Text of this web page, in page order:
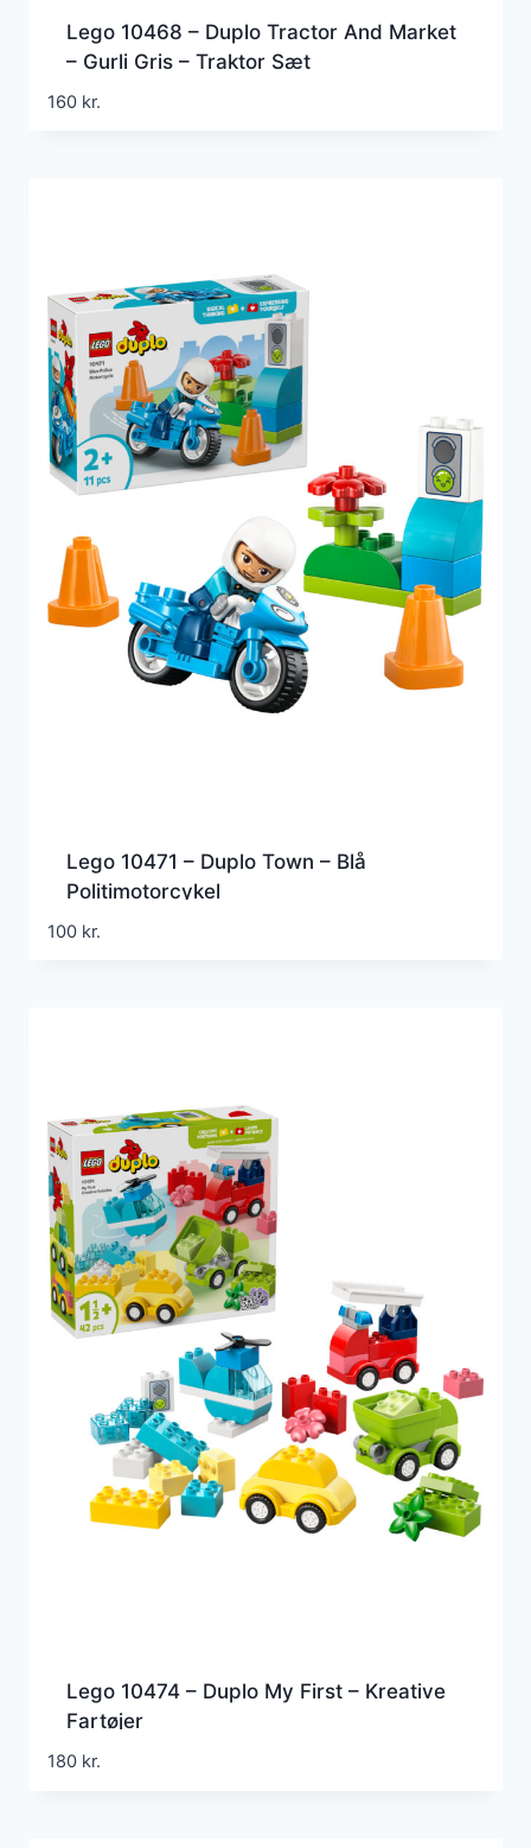
Lego 10468 – Duplo Tractor And Market
– Gurli Gris – Traktor Sæt
160 kr.
Lego 10471 – Duplo Town – Blå
Politimotorcykel
100 kr.
Lego 10474 – Duplo My First – Kreative
Fartøjer
180 kr.